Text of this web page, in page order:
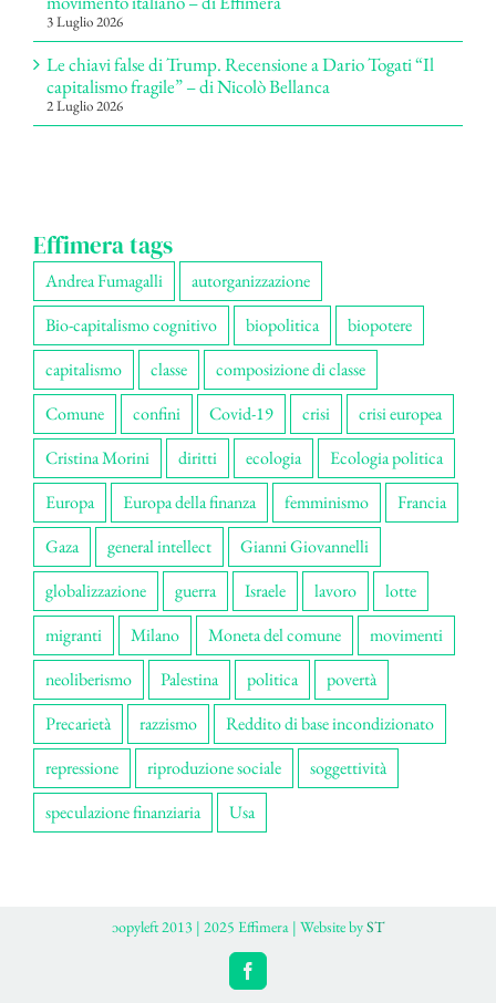
3 Luglio 2026
Le chiavi false di Trump. Recensione a Dario Togati “Il
capitalismo fragile” – di Nicolò Bellanca
2 Luglio 2026
Effimera tags
Andrea Fumagalli
autorganizzazione
Bio-capitalismo cognitivo
biopolitica
biopotere
capitalismo
classe
composizione di classe
Comune
confini Covid-19 crisi
crisi europea
Cristina Morini
diritti ecologia
Ecologia politica
Europa
Europa della finanza femminismo
Francia
Gaza
general intellect
Gianni Giovannelli
globalizzazione
guerra Israele lavoro
lotte
migranti
Milano Moneta del comune
movimenti
neoliberismo
Palestina politica
povertà
Precarietà
razzismo
Reddito di base incondizionato
repressione
riproduzione sociale
soggettività
speculazione finanziaria
Usa
ɔopyleft 2013 | 2025 Effimera | Website byST
Facebook